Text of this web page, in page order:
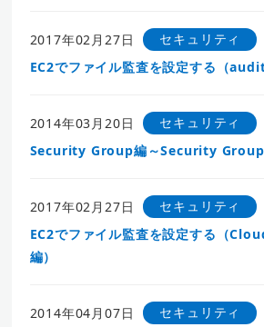
2017年02月27日
セキュリティ
EC2でファイル監査を設定する（
2014年03月20日
セキュリティ
Security Group編～Security Group
2017年02月27日
セキュリティ
EC2でファイル監査を設定する（
編）
2014年04月07日
セキュリティ